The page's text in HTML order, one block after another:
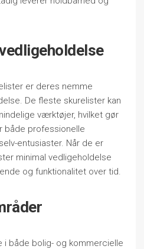
er deres nemme
De fleste skurelister kan
værktøjer, hvilket gør
både professionelle
entusiaster. Når de er
minimal vedligeholdelse
og funktionalitet over tid.
i både bolig- og kommercielle